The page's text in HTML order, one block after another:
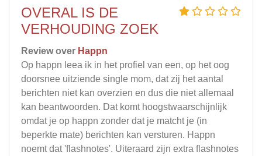
OVERAL IS DE
VERHOUDING ZOEK
Review over Happn
Op happn leea ik in het profiel van een, op het oog
doorsnee uitziende single mom, dat zij het aantal
berichten niet kan overzien en dus die niet allemaal
kan beantwoorden. Dat komt hoogstwaarschijnlijk
omdat je op happn zonder dat je matcht je (in
beperkte mate) berichten kan versturen. Happn
noemt dat 'flashnotes'. Uiteraard zijn extra flashnotes